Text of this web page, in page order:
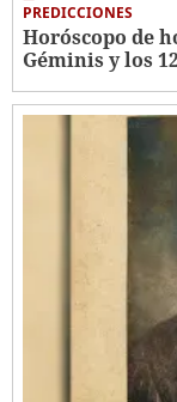
PREDICCIONES
Horóscopo de
Géminis y los